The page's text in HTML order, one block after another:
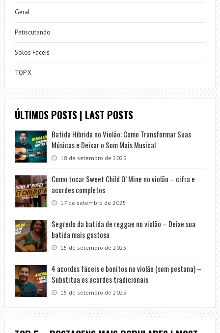
Geral
Petiscutando
Solos Fáceis
TOP X
ÚLTIMOS POSTS | LAST POSTS
Batida Híbrida no Violão: Como Transformar Suas
Músicas e Deixar o Som Mais Musical
18 de setembro de 2025
Como tocar Sweet Child O’ Mine no violão – cifra e
acordes completos
17 de setembro de 2025
Segredo da batida de reggae no violão – Deixe sua
batida mais gostosa
15 de setembro de 2025
4 acordes fáceis e bonitos no violão (sem pestana) –
Substitua os acordes tradicionais
15 de setembro de 2025